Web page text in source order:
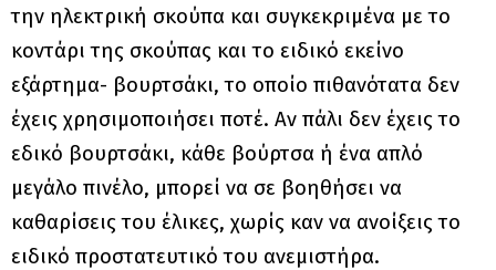
την ηλεκτρική σκούπα και συγκεκριμένα με το
κοντάρι της σκούπας και το ειδικό εκείνο
εξάρτημα- βουρτσάκι, το οποίο πιθανότατα δεν
έχεις χρησιμοποιήσει ποτέ. Αν πάλι δεν έχεις το
εδικό βουρτσάκι, κάθε βούρτσα ή ένα απλό
μεγάλο πινέλο, μπορεί να σε βοηθήσει να
καθαρίσεις του έλικες, χωρίς καν να ανοίξεις το
ειδικό προστατευτικό του ανεμιστήρα.